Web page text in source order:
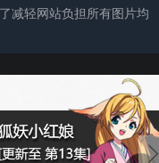
减轻网站负担所有图片均